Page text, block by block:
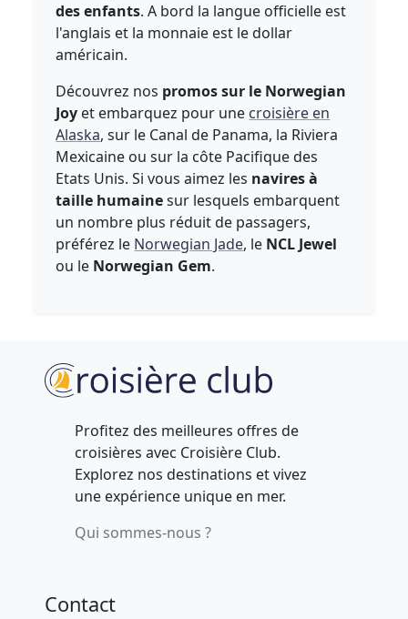
des enfants. A bord la langue officielle est
l'anglais et la monnaie est le dollar
américain.
Découvrez nos promos sur le Norwegian
Joy et embarquez pour une croisière en
Alaska, sur le Canal de Panama, la Riviera
Mexicaine ou sur la côte Pacifique des
Etats Unis. Si vous aimez les navires à
taille humainesur lesquels embarquent
un nombre plus réduit de passagers,
préférez le Norwegian Jade, le NCL Jewel
ou le Norwegian Gem.
Profitez des meilleures offres de
croisières avec Croisière Club.
Explorez nos destinations et vivez
une expérience unique en mer.
Qui sommes-nous ?
Contact